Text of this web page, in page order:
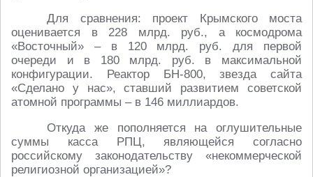
Для сравнения: проект Крымского моста
оценивается в 228 млрд. руб., а космодрома
«Восточный» – в 120 млрд. руб. для первой
очереди и в 180 млрд. руб. в максимальной
конфигурации. Реактор БН-800, звезда сайта
«Сделано у нас», ставший развитием советской
атомной программы – в 146 миллиардов.
Откуда же пополняется на оглушительные
суммы касса РПЦ, являющейся согласно
российскому законодательству «некоммерческой
религиозной организацией»?